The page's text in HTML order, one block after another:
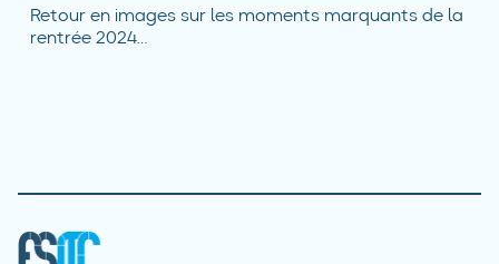
Retour en images sur les moments marquants de la
rentrée 2024…